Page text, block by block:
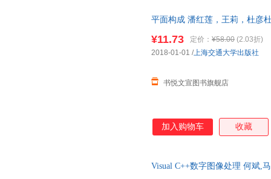
平面构成 潘红莲，王莉，杜彦
发票,放心选购
¥11.73 定价： ¥58.00 (2.03折)
书悦文宣图书旗舰店
2018-01-01 /上海交通大学出版社
加入购物车 收藏
Visual C++数字图像处理 何斌,